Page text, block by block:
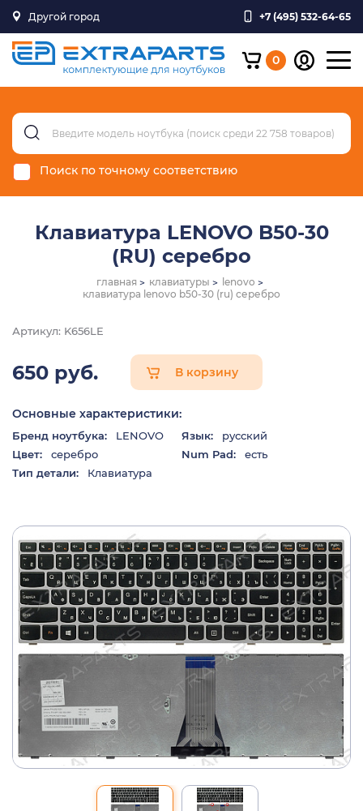
Другой город +7 (495) 532-64-65
0
Поиск по точному соответствию
Клавиатура LENOVO B50-30
(RU) серебро
главная клавиатуры
lenovo
клавиатура lenovo b50-30 (ru) серебро
Артикул: K656LE
650 руб. В корзину
Основные характеристики:
Бренд ноутбука: LENOVO Язык:
русский
Цвет:
серебро Num Pad:
есть
Тип детали:
Клавиатура